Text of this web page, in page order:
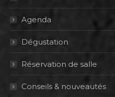
Agenda
Dégustation
Réservation de salle
Conseils & nouveautés